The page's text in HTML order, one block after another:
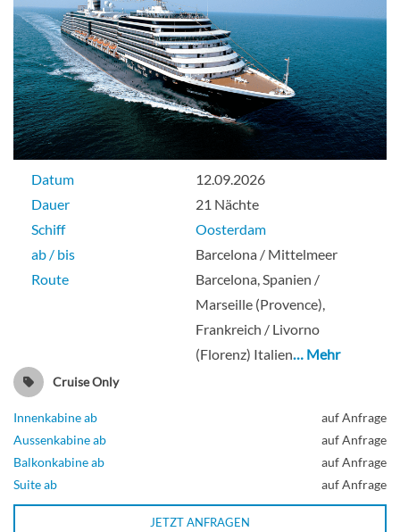
Balkonkabine
Veranda Kabine-[VB]
Obere Promenade
Balkonkabine
Obere Promenade
Balkonkabine
Veranda Kabine-[VD]
Datum
12.09.2026
Dauer
21 Nächte
Schiff
Oosterdam
ab / bis
Barcelona / Mittelmeer
Route
Barcelona, Spanien /
Marseille (Provence),
Frankreich / Livorno
(Florenz) Italien… Mehr
Cruise Only
Innenkabine ab
auf Anfrage
Aussenkabine ab
auf Anfrage
Balkonkabine ab
auf Anfrage
Suite ab
auf Anfrage
JETZT ANFRAGEN